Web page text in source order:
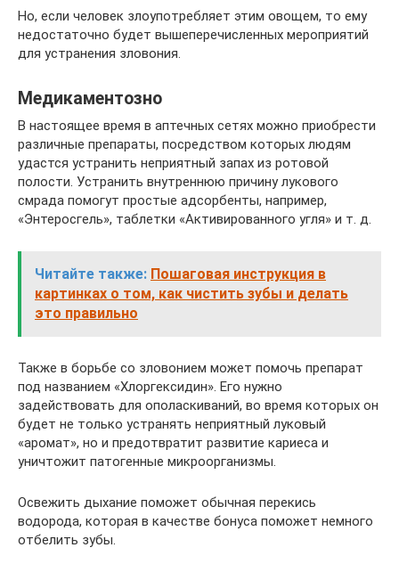
Но, если человек злоупотребляет этим овощем, то ему
недостаточно будет вышеперечисленных мероприятий
для устранения зловония.
Медикаментозно
В настоящее время в аптечных сетях можно приобрести
различные препараты, посредством которых людям
удастся устранить неприятный запах из ротовой
полости. Устранить внутреннюю причину лукового
смрада помогут простые адсорбенты, например,
«Энтеросгель», таблетки «Активированного угля» и т. д.
Читайте также: Пошаговая инструкция в
картинках о том, как чистить зубы и делать
это правильно
Также в борьбе со зловонием может помочь препарат
под названием «Хлоргексидин». Его нужно
задействовать для ополаскиваний, во время которых он
будет не только устранять неприятный луковый
«аромат», но и предотвратит развитие кариеса и
уничтожит патогенные микроорганизмы.
Освежить дыхание поможет обычная перекись
водорода, которая в качестве бонуса поможет немного
отбелить зубы.